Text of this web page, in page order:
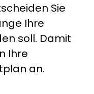
Sie
Ihre
soll. Damit
Ihre
an.